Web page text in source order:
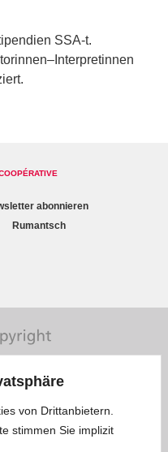
von Drittanbietern.
stimmen Sie implizit
SSA-t.
– Interpretinnen
abonnieren
Rumantsch